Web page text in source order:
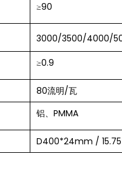
≥90
3000/3500/4000/
≥0.9
80流明/瓦
铝、PMMA
D400*24mm /